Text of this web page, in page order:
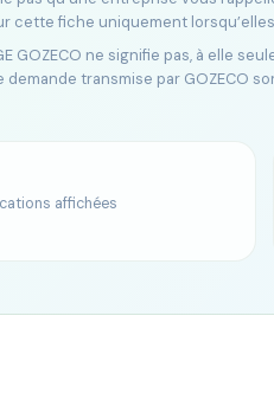
fiche uniquement
GOZECO ne signifie pas, à elle
transmise par GOZECO
affichées